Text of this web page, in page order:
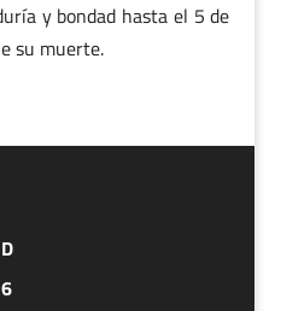
y bondad hasta el 5 de
su muerte.
D
6